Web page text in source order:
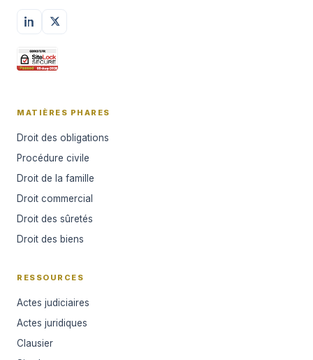
MATIÈRES PHARES
Droit des obligations
Procédure civile
Droit de la famille
Droit commercial
Droit des sûretés
Droit des biens
RESSOURCES
Actes judiciaires
Actes juridiques
Clausier